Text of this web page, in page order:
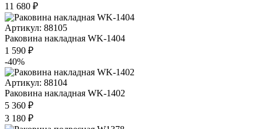
11 680 ₽
Артикул: 88105
Раковина накладная WK-1404
1 590 ₽
-40%
Артикул: 88104
Раковина накладная WK-1402
5 360 ₽
3 180 ₽